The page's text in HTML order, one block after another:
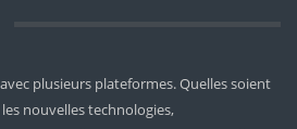
plusieurs plateformes. Quelles soient
nouvelles technologies,